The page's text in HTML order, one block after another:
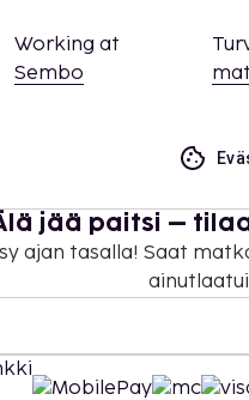
Working at
Sembo
jää paitsi –
ajan tasalla! Saat